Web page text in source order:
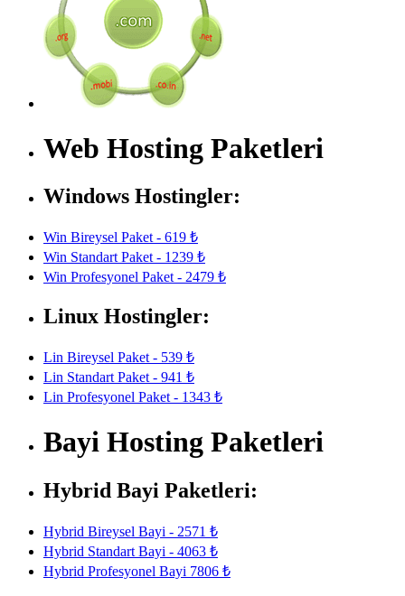
Web Hosting Paketleri
Windows Hostingler:
Win Bireysel Paket - 619 ₺
Win Standart Paket - 1239 ₺
Win Profesyonel Paket - 2479 ₺
Linux Hostingler:
Lin Bireysel Paket - 539 ₺
Lin Standart Paket - 941 ₺
Lin Profesyonel Paket - 1343 ₺
Bayi Hosting Paketleri
Hybrid Bayi Paketleri:
Hybrid Bireysel Bayi - 2571 ₺
Hybrid Standart Bayi - 4063 ₺
Hybrid Profesyonel Bayi 7806 ₺